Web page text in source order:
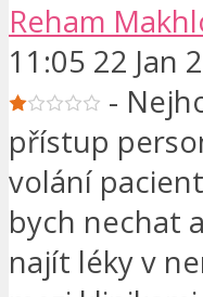
Reham
11:05 22 Jan
-
přístup
volání
bych nechat
najít léky v